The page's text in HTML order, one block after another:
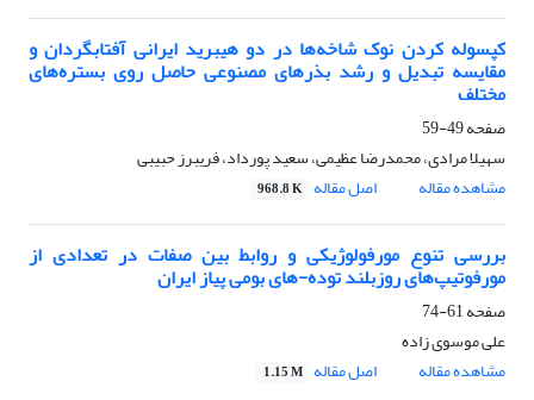
کپسوله کردن نوک شاخه‌ها در دو هیبرید ایرانی آفتابگردان و
مقایسه تبدیل و رشد بذرهای مصنوعی حاصل روی بستره‌های
مختلف
صفحه49-59
سهیلا مرادی، محمدرضا عظیمی، سعید پورداد، فریبرز حبیبی
مشاهده مقاله
اصل مقاله 968.8 K
بررسی تنوع مورفولوژیکی و روابط بین صفات در تعدادی از
مورفوتیپ‌های روزبلند توده-های بومی پیاز ایران
صفحه61-74
علی موسوی زاده
مشاهده مقاله
اصل مقاله 1.15 M